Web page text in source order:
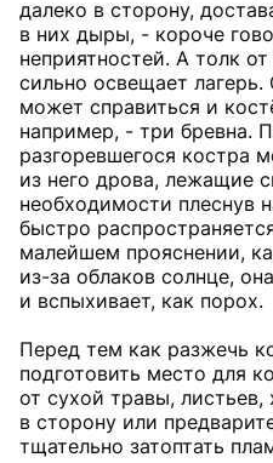
далеко в сторону,
в них дыры, - короче
неприятностей. А толк
сильно освещает
может справиться и
например, - три бревна.
разгоревшегося костра
из него дрова, лежащие
необходимости плеснув
быстро
малейшем прояснении,
из-за облаков солнце,
и вспыхивает, как порох.
Перед тем как разжечь
подготовить место для
от сухой травы, листьев,
в сторону или
тщательно затоптать